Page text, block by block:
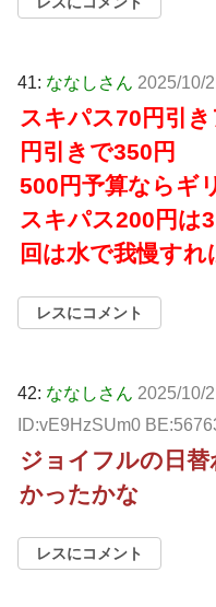
41: ななしさん 2025/10/
スキパス70円引
円引きで350円
500円予算ならギ
スキパス200円は
回は水で我慢すれ
レスにコメント
42: ななしさん 2025/10/
ID:vE9HzSUm0
ジョイフルの日
かったかな
レスにコメント